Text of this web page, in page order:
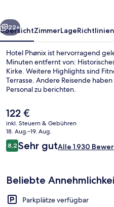
Weiter
22+
ÜbersichtZimmerLageRichtlinien
Hotel Phønix ist hervorragend
Minuten entfernt von:
Kirke. Weitere Highlights sind
Terrasse. Andere Reisende
Personal zu berichten.
Der
aktuelle
Preis
beträgt
122 €.
122 €
inkl. Steuern & Gebühren
18. Aug.–19. Aug.
Bewertungen
8,28,2 von 10.
Sehr gutAlle 1.930
Beliebte
Parkplätze verfügbar